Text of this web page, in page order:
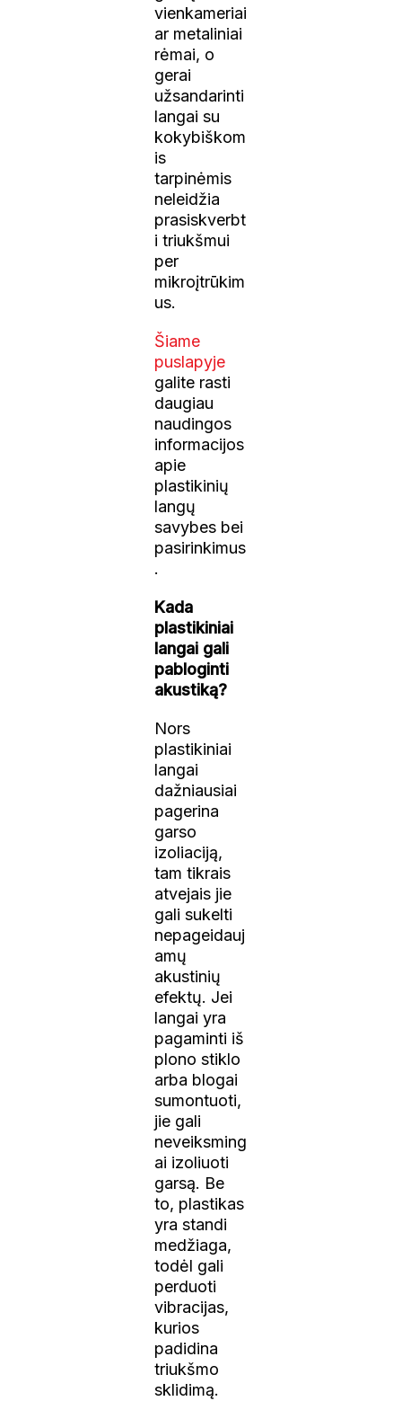
vienkameriai
ar metaliniai
rėmai, o
gerai
užsandarinti
langai su
kokybiškom
is
tarpinėmis
neleidžia
prasiskverbt
i triukšmui
per
mikroįtrūkim
us.
Šiame
puslapyje
galite rasti
daugiau
naudingos
informacijos
apie
plastikinių
langų
savybes bei
pasirinkimus
.
Kada
plastikiniai
langai gali
pabloginti
akustiką?
Nors
plastikiniai
langai
dažniausiai
pagerina
garso
izoliaciją,
tam tikrais
atvejais jie
gali sukelti
nepageidauj
amų
akustinių
efektų. Jei
langai yra
pagaminti iš
plono stiklo
arba blogai
sumontuoti,
jie gali
neveiksming
ai izoliuoti
garsą. Be
to, plastikas
yra standi
medžiaga,
todėl gali
perduoti
vibracijas,
kurios
padidina
triukšmo
sklidimą.